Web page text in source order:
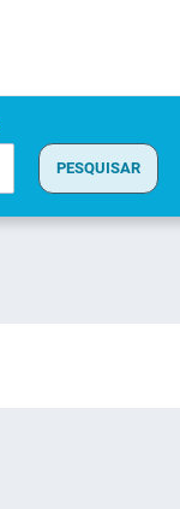
PESQUISAR